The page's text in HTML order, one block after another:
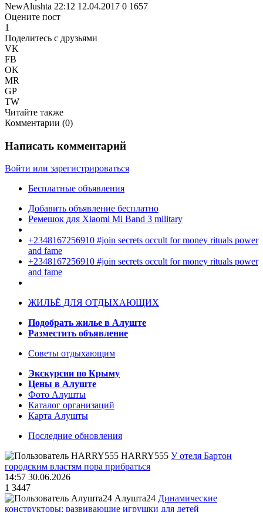
NewAlushta 22:12 12.04.2017 0 1657
Оцените пост
1
Поделитесь с друзьями
VK
FB
OK
MR
GP
TW
Читайте также
Комментарии (0)
Написать комментарий
Войти или зарегистрироваться
Бесплатные объявления
Добавить объявление бесплатно
Ремешок для Xiaomi Mi Band 3 military
+2348167256910 #join secrets occult for money rituals power
and fame
+2348167256910 #join secrets occult for money rituals power
and fame
ЖИЛЬЁ ДЛЯ ОТДЫХАЮЩИХ
Подобрать жилье в Алуште
Разместить объявление
Советы отдыхающим
Экскурсии по Крыму
Цены в Алуште
Фото Алушты
Каталог организаций
Карта Алушты
Последние обновления
HARRY555 У отеля Бартон
городским властям пора прибраться
14:57 30.06.2026
1 3447
Алушта24 Динамические
конструкторы: развивающие игрушки для детей